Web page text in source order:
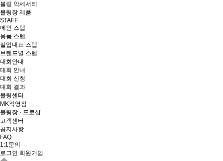
볼링 악세서리
볼링장 제품
STAFF
메인 스텝
용품 스텝
실업대표 스텝
브랜드별 스텝
대회안내
대회 안내
대회 신청
대회 결과
볼링센터
MK직영점
볼링장 · 프로샵
고객센터
공지사항
FAQ
1:1문의
로그인 회원가입